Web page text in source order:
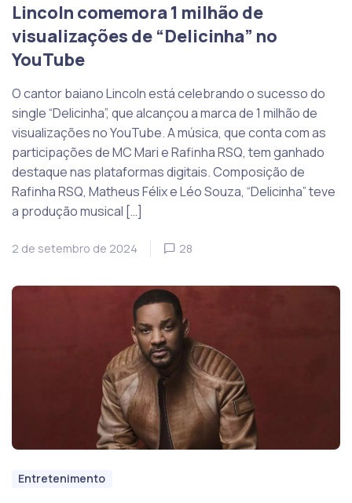
Lincoln comemora 1 milhão de
visualizações de “Delicinha” no
YouTube
O cantor baiano Lincoln está celebrando o sucesso do
single “Delicinha”, que alcançou a marca de 1 milhão de
visualizações no YouTube. A música, que conta com as
participações de MC Mari e Rafinha RSQ, tem ganhado
destaque nas plataformas digitais. Composição de
Rafinha RSQ, Matheus Félix e Léo Souza, “Delicinha” teve
a produção musical […]
2 de setembro de 2024 28
Entretenimento